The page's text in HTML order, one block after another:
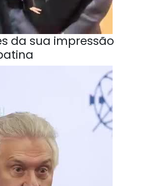
da sua impressão